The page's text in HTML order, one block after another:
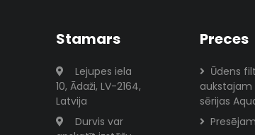
Stamars
Lejupes iela
10, Ādaži, LV-2164,
Latvija
Durvis var
Preces
Ūdens
aukstajam
sērijas